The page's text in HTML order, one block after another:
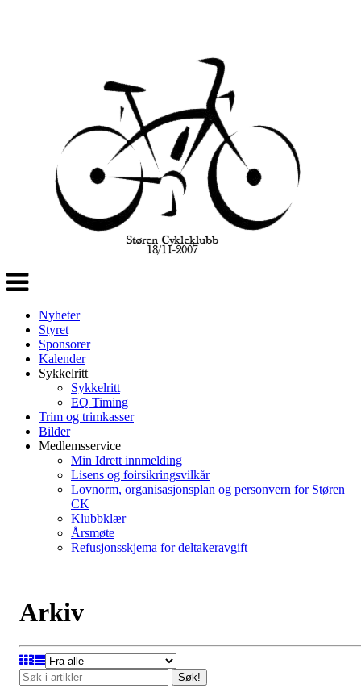
Veksle
navigasjon
Nyheter
Styret
Sponsorer
Kalender
Sykkelritt
Sykkelritt
EQ Timing
Trim og trimkasser
Bilder
Medlemsservice
Min Idrett innmelding
Lisens og foirsikringsvilkår
Lovnorm, organisasjonsplan og personvern for Støren
CK
Klubbklær
Årsmøte
Refusjonsskjema for deltakeravgift
Arkiv
Søk!